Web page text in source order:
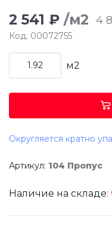
2 541 ₽ /м2 4
Код: 00072755
м2
Округляется кратно
Артикул: 104 Пропус
Наличие на складе: